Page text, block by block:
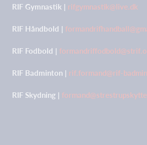
RIF Gymnastik | rifgymnastik@live.dk
RIF Håndbold |
RIF Fodbold |
RIF Badminton | rif.formand@rif-
RIF Skydning |